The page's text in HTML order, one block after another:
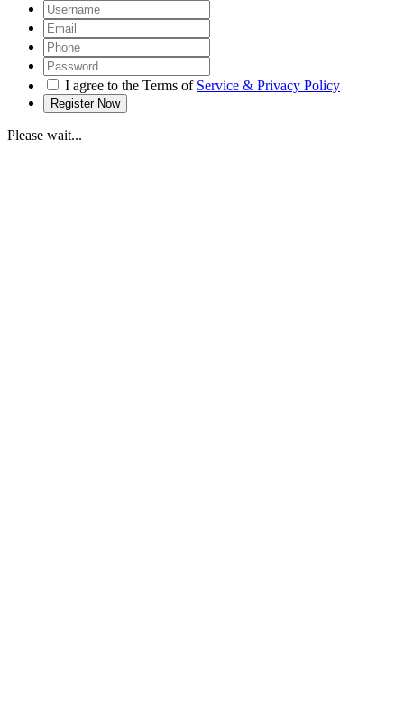
I agree to the Terms of Service & Privacy Policy
Please wait...